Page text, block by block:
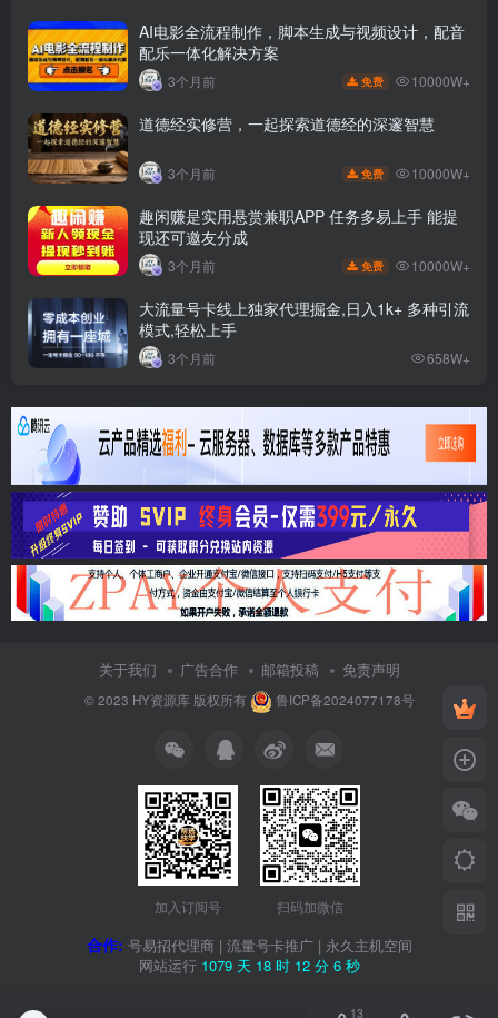
AI电影全流程制作，脚本生成与视频设计，配音
配乐一体化解决方案
3个月前 免费 10000W+
道德经实修营，一起探索道德经的深邃智慧
3个月前 免费 10000W+
趣闲赚是实用悬赏兼职APP 任务多易上手 能提
现还可邀友分成
3个月前 免费 10000W+
大流量号卡线上独家代理掘金,日入1k+ 多种引流
模式,轻松上手
3个月前 658W+
关于我们 广告合作 邮箱投稿 免责声明
© 2023 HY资源库版权所有 鲁ICP备2024077178号
加入订阅号 扫码加微信
合作: 号易招代理商 | 流量号卡推广| 永久主机空间
网站运行 1079 天 18 时 12 分 6 秒
13